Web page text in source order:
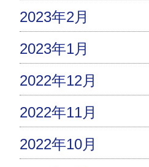
2023年2月
2023年1月
2022年12月
2022年11月
2022年10月